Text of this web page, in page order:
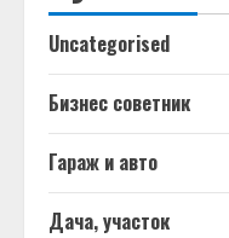
Uncategorised
Бизнес советник
Гараж и авто
Дача, участок